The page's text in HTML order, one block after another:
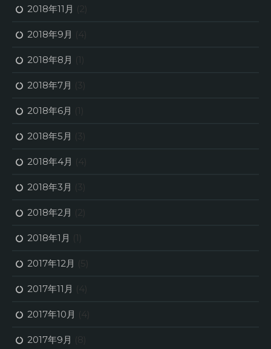
2018年11月 (2)
2018年9月 (4)
2018年8月 (1)
2018年7月 (3)
2018年6月 (1)
2018年5月 (3)
2018年4月 (4)
2018年3月 (3)
2018年2月 (2)
2018年1月 (1)
2017年12月 (5)
2017年11月 (4)
2017年10月 (4)
2017年9月 (8)